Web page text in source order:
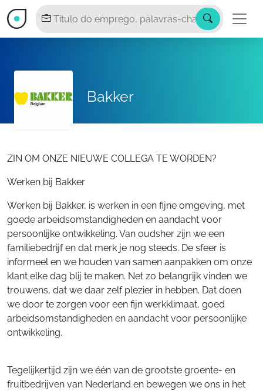
Bakker
ZIN OM ONZE NIEUWE COLLEGA TE WORDEN?
Werken bij Bakker
Werken bij Bakker, is werken in een fijne omgeving, met
goede arbeidsomstandigheden en aandacht voor
persoonlijke ontwikkeling. Van oudsher zijn we een
familiebedrijf en dat merk je nog steeds. De sfeer is
informeel en we houden van samen aanpakken om onze
klant elke dag blij te maken. Net zo belangrijk vinden we
trouwens, dat we daar zelf plezier in hebben. Dat doen
we door te zorgen voor een fijn werkklimaat, goed
arbeidsomstandigheden en aandacht voor persoonlijke
ontwikkeling.
Tegelijkertijd zijn we één van de grootste groente- en
fruitbedrijven van Nederland en bewegen we ons in het